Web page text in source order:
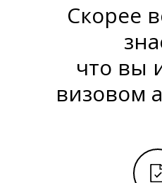
Скорее
что вы
визовом